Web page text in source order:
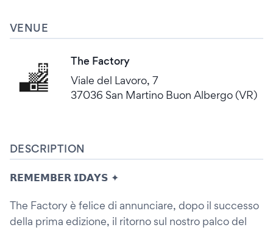
VENUE
The Factory
Viale del Lavoro, 7
37036 San Martino Buon Albergo (VR)
DESCRIPTION
𝗥𝗘𝗠𝗘𝗠𝗕𝗘𝗥 𝗜𝗗𝗔𝗬𝗦 ✦
The Factory è felice di annunciare, dopo il successo
della prima edizione, il ritorno sul nostro palco del